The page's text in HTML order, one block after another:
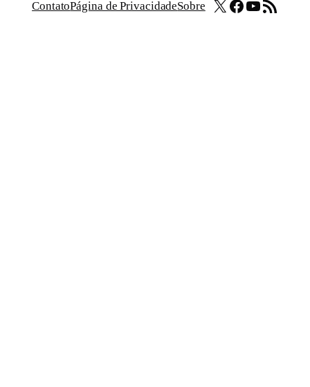
ContatoPágina de PrivacidadeSobre X Facebook
Youtube
Feed RSS